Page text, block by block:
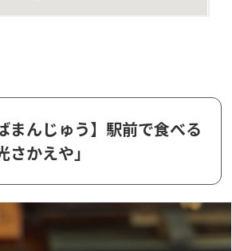
まんじゅう】駅前で食べる
さかえや」